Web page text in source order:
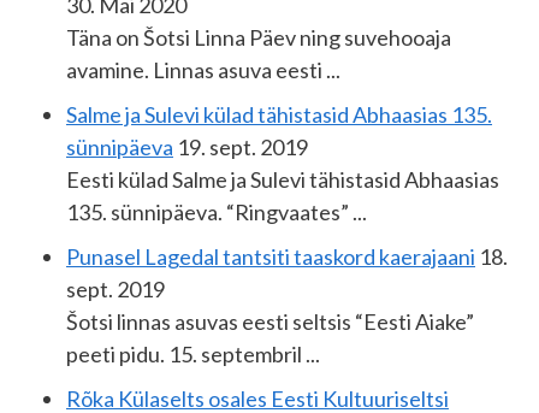
Täna on Šotsi Linna Päev ning suvehooaja
avamine. Linnas asuva eesti ...
Salme ja Sulevi külad tähistasid Abhaasias 135.
sünnipäeva 19. sept. 2019
Eesti külad Salme ja Sulevi tähistasid Abhaasias
135. sünnipäeva. “Ringvaates” ...
Punasel Lagedal tantsiti taaskord kaerajaani 18.
sept. 2019
Šotsi linnas asuvas eesti seltsis “Eesti Aiake”
peeti pidu. 15. septembril ...
Rõka Külaselts osales Eesti Kultuuriseltsi